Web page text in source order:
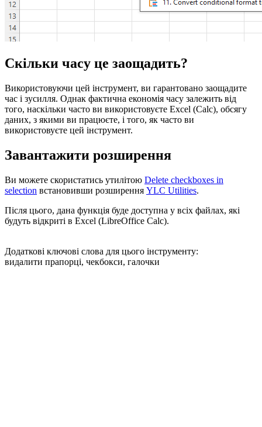
Скільки часу це заощадить?
Використовуючи цей інструмент, ви гарантовано заощадите
час і зусилля. Однак фактична економія часу залежить від
того, наскільки часто ви використовуєте Excel (Calc), обсягу
даних, з якими ви працюєте, і того, як часто ви
використовуєте цей інструмент.
Завантажити розширення
Ви можете скористатись утилітою Delete checkboxes in
selection встановивши розширення YLC Utilities.
Після цього, дана функція буде доступна у всіх файлах, які
будуть відкриті в Excel (LibreOffice Calc).
Додаткові ключові слова для цього інструменту:
видалити прапорці, чекбокси, галочки